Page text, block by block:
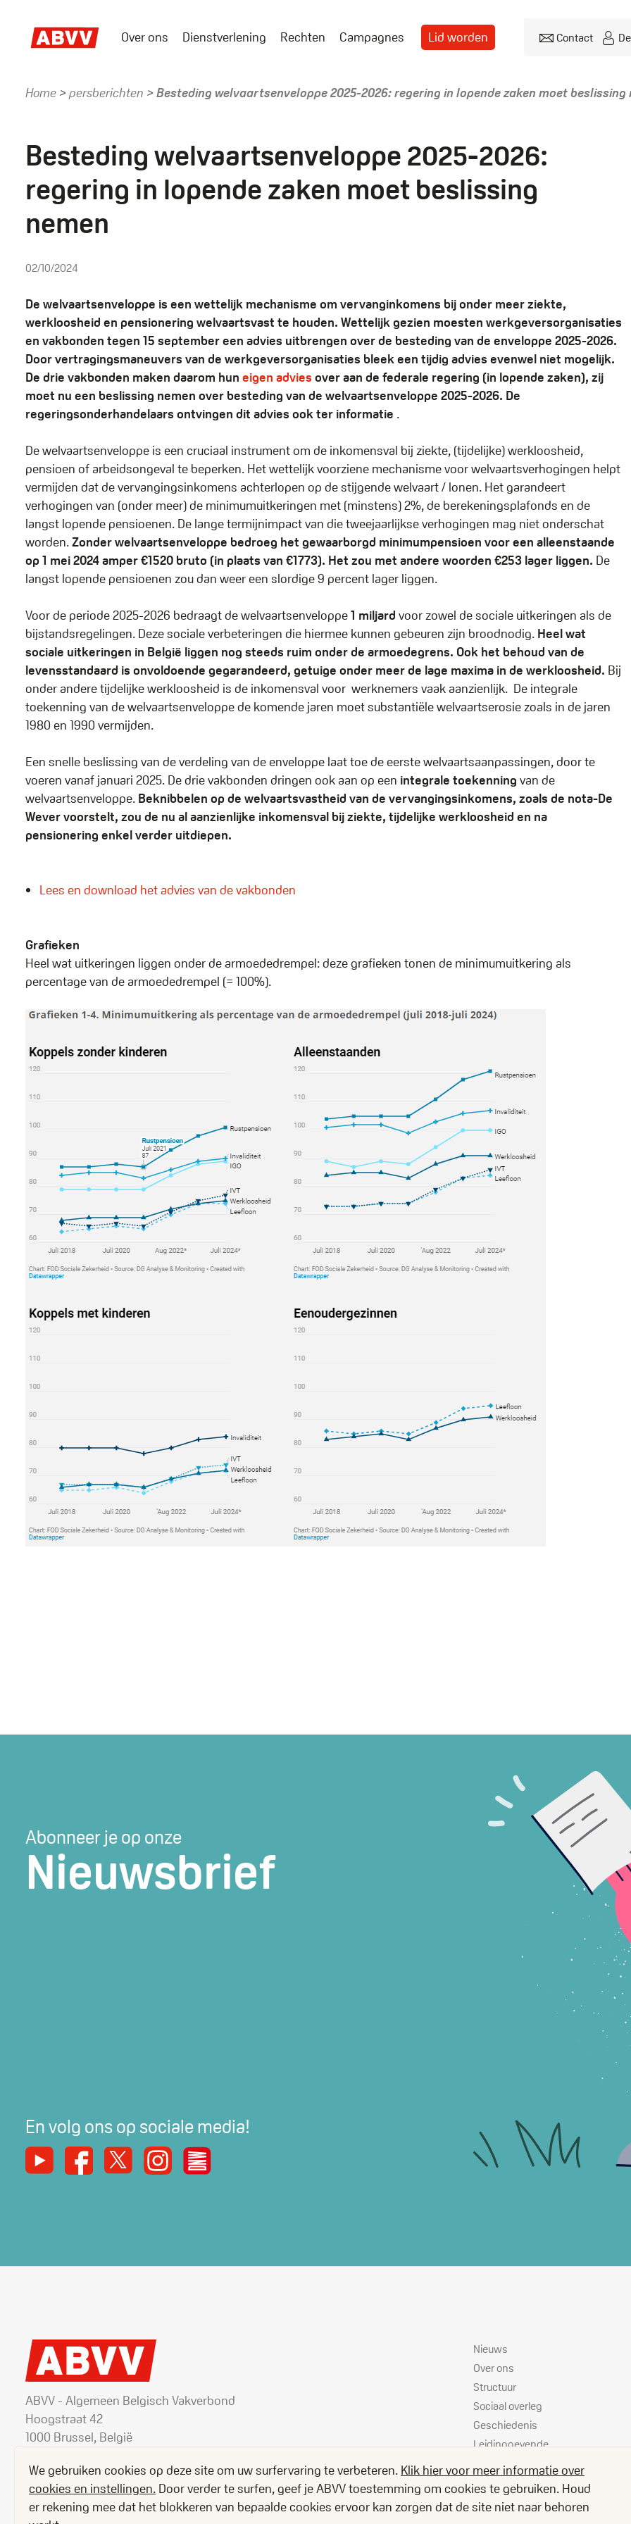
Over ons Dienstverlening Rechten Campagnes Lid worden Contact
Home persberichten Besteding welvaartsenveloppe 2025-2026: regering in lopende zaken moet beslissing
Besteding welvaartsenveloppe 2025-2026:
regering in lopende zaken moet beslissing
nemen
02/10/2024
De welvaartsenveloppe is een wettelijk mechanisme om vervanginkomens bij onder meer ziekte,
werkloosheid en pensionering welvaartsvast te houden. Wettelijk gezien moesten werkgeversorganisaties
en vakbonden tegen 15 september een advies uitbrengen over de besteding van de enveloppe 2025-2026.
Door vertragingsmaneuvers van de werkgeversorganisaties bleek een tijdig advies evenwel niet mogelijk.
De drie vakbonden maken daarom hun eigen advies over aan de federale regering (in lopende zaken), zij
moet nu een beslissing nemen over besteding van de welvaartsenveloppe 2025-2026. De
regeringsonderhandelaars ontvingen dit advies ook ter informatie .
De welvaartsenveloppe is een cruciaal instrument om de inkomensval bij ziekte, (tijdelijke) werkloosheid,
pensioen of arbeidsongeval te beperken. Het wettelijk voorziene mechanisme voor welvaartsverhogingen helpt
vermijden dat de vervangingsinkomens achterlopen op de stijgende welvaart / lonen. Het garandeert
verhogingen van (onder meer) de minimumuitkeringen met (minstens) 2%, de berekeningsplafonds en de
langst lopende pensioenen. De lange termijnimpact van die tweejaarlijkse verhogingen mag niet onderschat
worden.Zonder welvaartsenveloppe bedroeg het gewaarborgd minimumpensioen voor een alleenstaande
op 1 mei 2024 amper €1520 bruto (in plaats van €1773). Het zou met andere woorden €253 lager liggen. De
langst lopende pensioenen zou dan weer een slordige 9 percent lager liggen.
Voor de periode 2025-2026 bedraagt de welvaartsenveloppe1 miljard voor zowel de sociale uitkeringen als de
bijstandsregelingen. Deze sociale verbeteringen die hiermee kunnen gebeuren zijn broodnodig. Heel wat
sociale uitkeringen in België liggen nog steeds ruim onder de armoedegrens. Ook het behoud van de
levensstandaard is onvoldoende gegarandeerd, getuige onder meer de lage maxima in de werkloosheid. Bij
onder andere tijdelijke werkloosheid is de inkomensval voor werknemers vaak aanzienlijk. De integrale
toekenning van de welvaartsenveloppe de komende jaren moet substantiële welvaartserosie zoals in de jaren
1980 en 1990 vermijden.
Een snelle beslissing van de verdeling van de enveloppe laat toe de eerste welvaartsaanpassingen, door te
voeren vanaf januari 2025. De drie vakbonden dringen ook aan op een integrale toekenning van de
welvaartsenveloppe. Beknibbelen op de welvaartsvastheid van de vervangingsinkomens, zoals de nota-De
Wever voorstelt, zou de nu al aanzienlijke inkomensval bij ziekte, tijdelijke werkloosheid en na
pensionering enkel verder uitdiepen.
Lees en download het advies van de vakbonden
Grafieken
Heel wat uitkeringen liggen onder de armoededrempel: deze grafieken tonen de minimumuitkering als
percentage van de armoededrempel (= 100%).
Abonneer je op onze
Nieuwsbrief
En volg ons op sociale media!
YoutubeFacebook
X InstagramDe Nieuwe Werker
ABVV - Algemeen Belgisch Vakverbond
Hoogstraat 42
1000 Brussel, België
Sitemap
Nieuws
Over ons
Structuur
Sociaal overleg
Geschiedenis
Leidinggevende
Vacatures
Jouw rechten
Campagnes
We gebruiken cookies op deze site om uw surfervaring te verbeteren. Klik hier voor meer informatie over
cookies en instellingen. Door verder te surfen, geef je ABVV toestemming om cookies te gebruiken. Houd
er rekening mee dat het blokkeren van bepaalde cookies ervoor kan zorgen dat de site niet naar behoren